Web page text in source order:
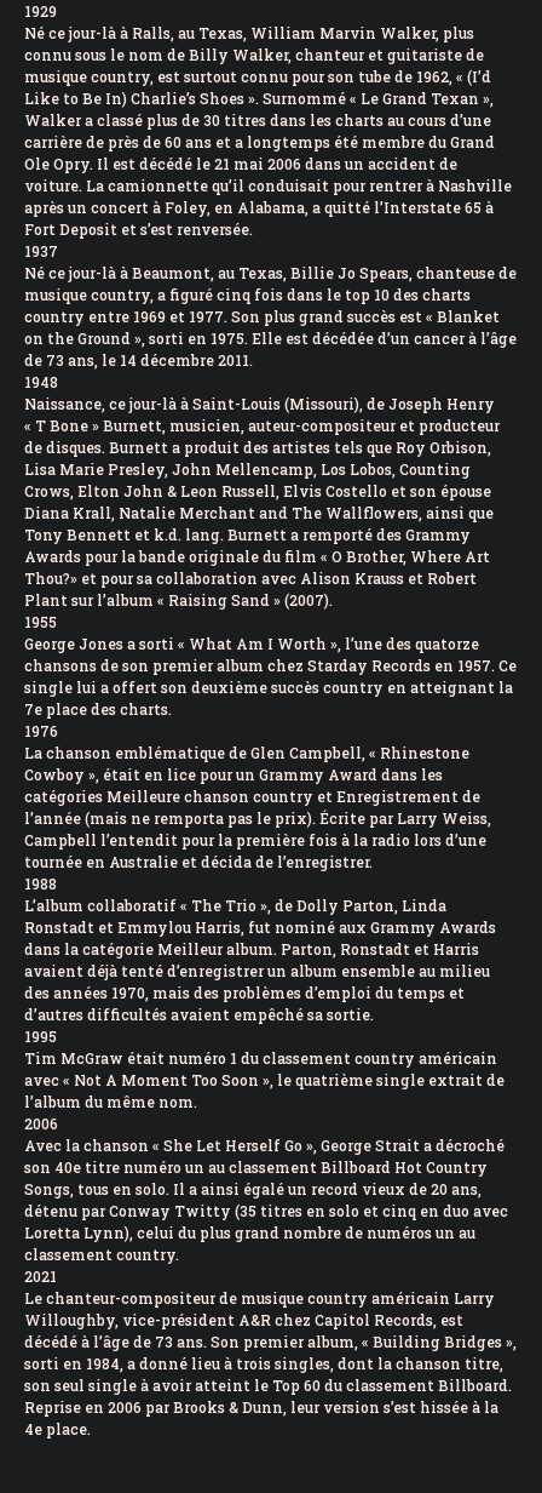
1929
Né ce jour-là à Ralls, au Texas, William Marvin Walker, plus
connu sous le nom de Billy Walker, chanteur et guitariste de
musique country, est surtout connu pour son tube de 1962, « (I’d
Like to Be In) Charlie’s Shoes ». Surnommé « Le Grand Texan »,
Walker a classé plus de 30 titres dans les charts au cours d’une
carrière de près de 60 ans et a longtemps été membre du Grand
Ole Opry. Il est décédé le 21 mai 2006 dans un accident de
voiture. La camionnette qu’il conduisait pour rentrer à Nashville
après un concert à Foley, en Alabama, a quitté l’Interstate 65 à
Fort Deposit et s’est renversée.
1937
Né ce jour-là à Beaumont, au Texas, Billie Jo Spears, chanteuse de
musique country, a figuré cinq fois dans le top 10 des charts
country entre 1969 et 1977. Son plus grand succès est « Blanket
on the Ground », sorti en 1975. Elle est décédée d’un cancer à l’âge
de 73 ans, le 14 décembre 2011.
1948
Naissance, ce jour-là à Saint-Louis (Missouri), de Joseph Henry
« T Bone » Burnett, musicien, auteur-compositeur et producteur
de disques. Burnett a produit des artistes tels que Roy Orbison,
Lisa Marie Presley, John Mellencamp, Los Lobos, Counting
Crows, Elton John & Leon Russell, Elvis Costello et son épouse
Diana Krall, Natalie Merchant and The Wallflowers, ainsi que
Tony Bennett et k.d. lang. Burnett a remporté des Grammy
Awards pour la bande originale du film « O Brother, Where Art
Thou?» et pour sa collaboration avec Alison Krauss et Robert
Plant sur l’album « Raising Sand » (2007).
1955
George Jones a sorti « What Am I Worth », l’une des quatorze
chansons de son premier album chez Starday Records en 1957. Ce
single lui a offert son deuxième succès country en atteignant la
7e place des charts.
1976
La chanson emblématique de Glen Campbell, « Rhinestone
Cowboy », était en lice pour un Grammy Award dans les
catégories Meilleure chanson country et Enregistrement de
l’année (mais ne remporta pas le prix). Écrite par Larry Weiss,
Campbell l’entendit pour la première fois à la radio lors d’une
tournée en Australie et décida de l’enregistrer.
1988
L’album collaboratif « The Trio », de Dolly Parton, Linda
Ronstadt et Emmylou Harris, fut nominé aux Grammy Awards
dans la catégorie Meilleur album. Parton, Ronstadt et Harris
avaient déjà tenté d’enregistrer un album ensemble au milieu
des années 1970, mais des problèmes d’emploi du temps et
d’autres difficultés avaient empêché sa sortie.
1995
Tim McGraw était numéro 1 du classement country américain
avec « Not A Moment Too Soon », le quatrième single extrait de
l’album du même nom.
2006
Avec la chanson « She Let Herself Go », George Strait a décroché
son 40e titre numéro un au classement Billboard Hot Country
Songs, tous en solo. Il a ainsi égalé un record vieux de 20 ans,
détenu par Conway Twitty (35 titres en solo et cinq en duo avec
Loretta Lynn), celui du plus grand nombre de numéros un au
classement country.
2021
Le chanteur-compositeur de musique country américain Larry
Willoughby, vice-président A&R chez Capitol Records, est
décédé à l’âge de 73 ans. Son premier album, « Building Bridges »,
sorti en 1984, a donné lieu à trois singles, dont la chanson titre,
son seul single à avoir atteint le Top 60 du classement Billboard.
Reprise en 2006 par Brooks & Dunn, leur version s’est hissée à la
4e place.